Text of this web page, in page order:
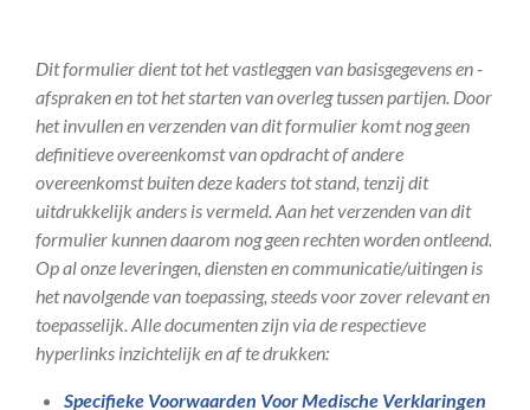
Dit formulier dient tot het vastleggen van basisgegevens en -
afspraken en tot het starten van overleg tussen partijen. Door
het invullen en verzenden van dit formulier komt nog geen
definitieve overeenkomst van opdracht of andere
overeenkomst buiten deze kaders tot stand, tenzij dit
uitdrukkelijk anders is vermeld. Aan het verzenden van dit
formulier kunnen daarom nog geen rechten worden ontleend.
Op al onze leveringen, diensten en communicatie/uitingen is
het navolgende van toepassing, steeds voor zover relevant en
toepasselijk. Alle documenten zijn via de respectieve
hyperlinks inzichtelijk en af te drukken:
Specifieke Voorwaarden Voor Medische Verklaringen